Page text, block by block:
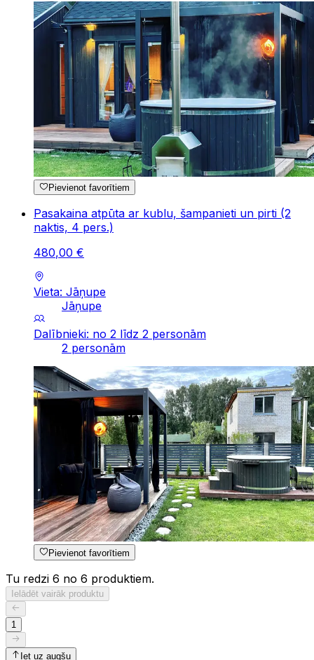
Pievienot favorītiem
Pasakaina atpūta ar kublu, šampanieti un pirti (2
naktis, 4 pers.)
480,00 €
Vieta: Jāņupe
Jāņupe
Dalībnieki: no 2 līdz 2 personām
2 personām
Pievienot favorītiem
Tu redzi 6 no 6 produktiem.
Ielādēt vairāk produktu
1
Iet uz augšu